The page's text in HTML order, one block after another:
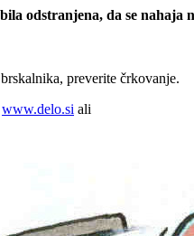
odstranjena, da se nahaja
preverite črkovanje.
www.delo.si ali